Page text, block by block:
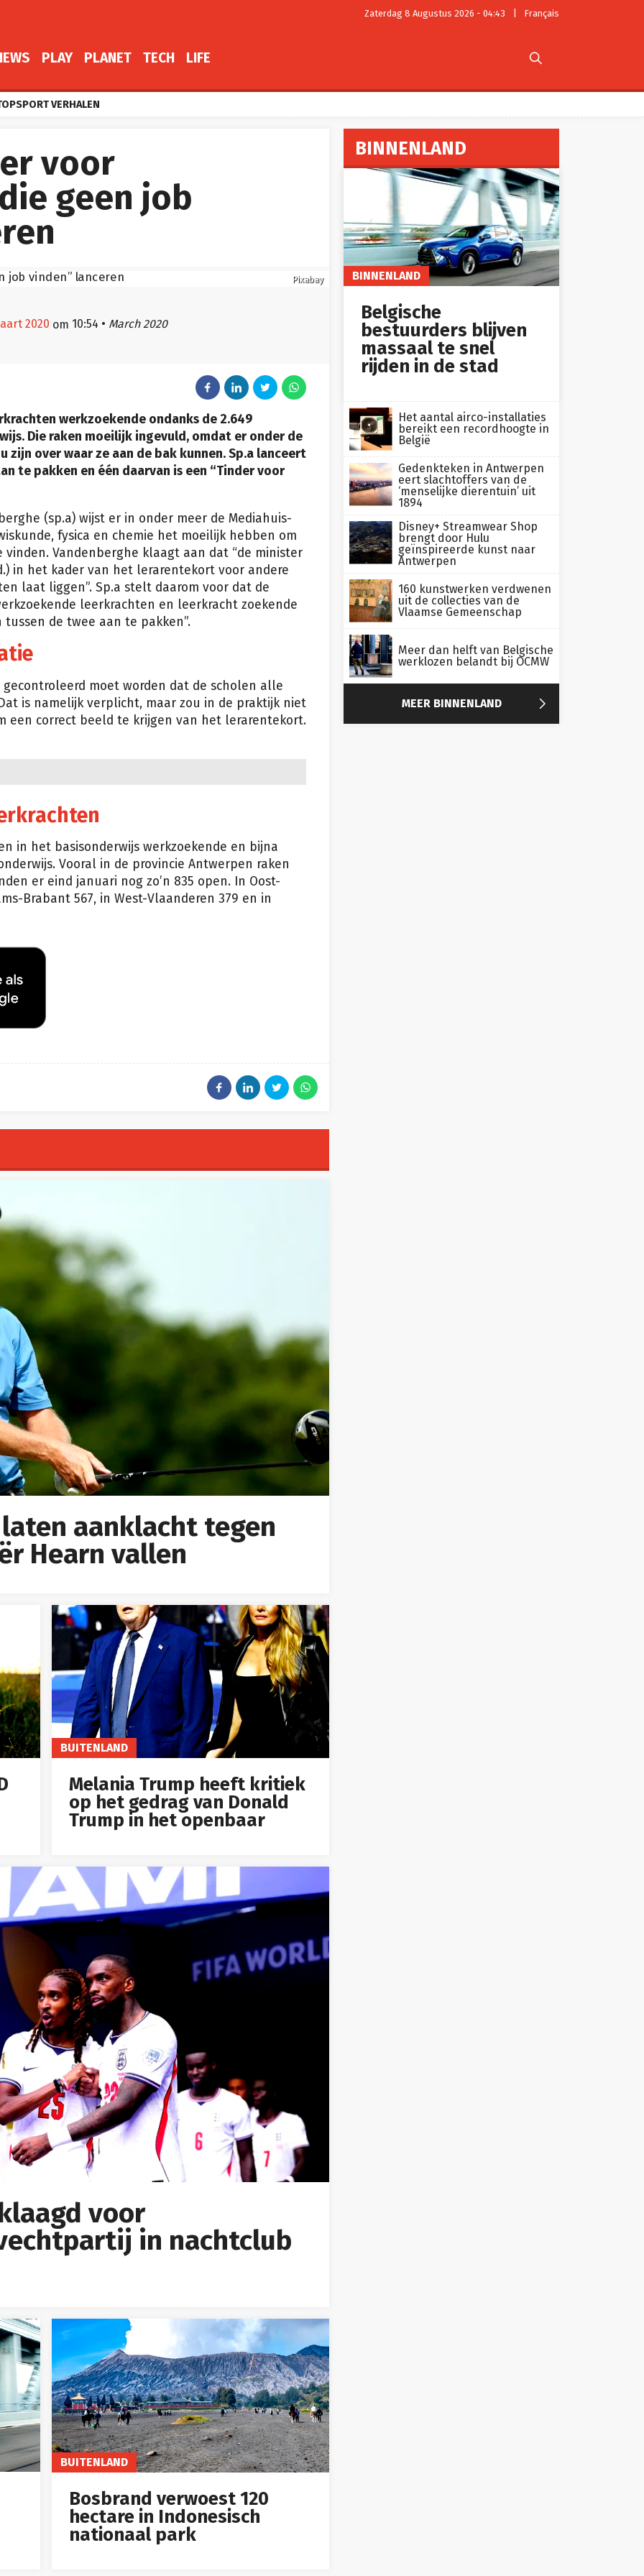
Zaterdag 8 Augustus 2026 - 04:43 Français
PLAY PLANET TECH LIFE 
VERHALEN
voor
geen job
Pixabay
2020 om 10:54 • March 2020
werkzoekende ondanks de 2.649
Die raken moeilijk ingevuld, omdat er onder de
over waar ze aan de bak kunnen. Sp.a lanceert
te pakken en één daarvan is een “Tinder voor
(sp.a) wijst er in onder meer de Mediahuis-
fysica en chemie het moeilijk hebben om
Vandenberghe klaagt aan dat “de minister
in het kader van het lerarentekort voor andere
laat liggen”. Sp.a stelt daarom voor dat de
leerkrachten en leerkracht zoekende
de twee aan te pakken”.
moet worden dat de scholen alle
is namelijk verplicht, maar zou in de praktijk niet
een correct beeld te krijgen van het lerarentekort.
in het basisonderwijs werkzoekende en bijna
Vooral in de provincie Antwerpen raken
er eind januari nog zo’n 835 open. In Oost-
Brabant 567, in West-Vlaanderen 379 en in
aanklacht tegen
Hearn vallen
BUITENLAND
Melania Trump heeft kritiek
op het gedrag van Donald
Trump in het openbaar
voor
in nachtclub
BUITENLAND
Bosbrand verwoest 120
hectare in Indonesisch
nationaal park
BINNENLAND
BINNENLAND
Belgische
bestuurders blijven
massaal te snel
rijden in de stad
Het aantal airco-installaties
bereikt een recordhoogte in
België
Gedenkteken in Antwerpen
eert slachtoffers van de
‘menselijke dierentuin’ uit
1894
Disney+ Streamwear Shop
brengt door Hulu
geïnspireerde kunst naar
Antwerpen
160 kunstwerken verdwenen
uit de collecties van de
Vlaamse Gemeenschap
Meer dan helft van Belgische
werklozen belandt bij OCMW
MEER BINNENLAND 